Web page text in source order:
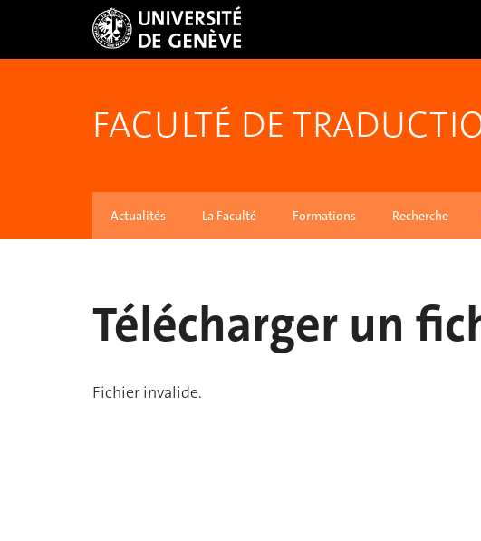
FACULTÉ DE
Actualités La Faculté Formations Recherche
Télécharger un
Fichier invalide.